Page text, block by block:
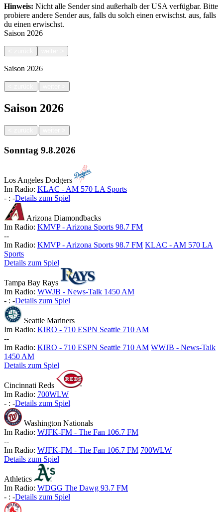
Hinweis: Nicht alle Sender sind außerhalb der USA verfügbar. Bitte
probiere andere Sender aus, falls du solch einen erwischst. aus, falls
du einen erwischst.
Saison 2026
Saison 2026
|
Saison 2026
|
Sonntag 9.8.2026
Los Angeles Dodgers
Im Radio: KLAC - AM 570 LA Sports
- : -Details zum Spiel
Arizona Diamondbacks
Im Radio: KMVP - Arizona Sports 98.7 FM
--
Im Radio: KMVP - Arizona Sports 98.7 FM KLAC - AM 570 LA
Sports
Details zum Spiel
Tampa Bay Rays
Im Radio: WWJB - News-Talk 1450 AM
- : -Details zum Spiel
Seattle Mariners
Im Radio: KIRO - 710 ESPN Seattle 710 AM
--
Im Radio: KIRO - 710 ESPN Seattle 710 AM WWJB - News-Talk
1450 AM
Details zum Spiel
Cincinnati Reds
Im Radio: 700WLW
- : -Details zum Spiel
Washington Nationals
Im Radio: WJFK-FM - The Fan 106.7 FM
--
Im Radio: WJFK-FM - The Fan 106.7 FM 700WLW
Details zum Spiel
Athletics
Im Radio: WDGG The Dawg 93.7 FM
- : -Details zum Spiel